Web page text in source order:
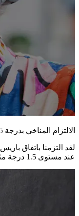
الالتزام المناخي بدرجة 1.5 مئوية
لقد التزمنا باتفاق
عند مستوى 1.5 درجة مئوية بحلول عام 2050.